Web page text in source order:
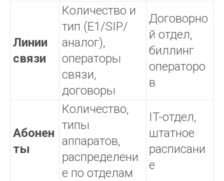
Линии
связи
Количество и
тип (Е1/SIP/
аналог),
операторы
связи,
договоры
Договорно
й отдел,
биллинг
операторо
в
Абонен
ты
Количество,
типы
аппаратов,
распределени
е по отделам
IT-отдел,
штатное
расписани
е